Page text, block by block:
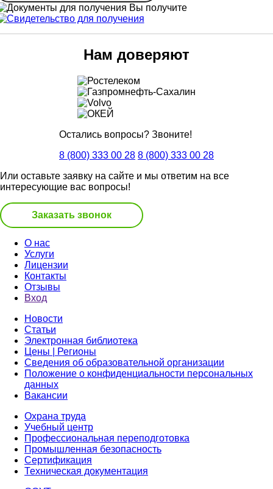
Вы получите
Нам доверяют
Остались вопросы? Звоните!
8 (800) 333 00 28 8 (800) 333 00 28
Или оставьте заявку на сайте и мы ответим на все
интересующие вас вопросы!
Заказать звонок
О нас
Услуги
Лицензии
Контакты
Отзывы
Вход
Новости
Статьи
Электронная библиотека
Цены | Регионы
Сведения об образовательной организации
Положение о конфиденциальности персональных
данных
Вакансии
Охрана труда
Учебный центр
Профессиональная переподготовка
Промышленная безопасность
Сертификация
Техническая документация